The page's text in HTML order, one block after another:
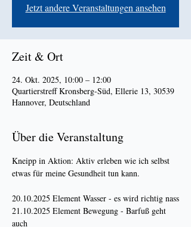
Jetzt andere Veranstaltungen ansehen
Zeit & Ort
24. Okt. 2025, 10:00 – 12:00
Quartierstreff Kronsberg-Süd, Ellerie 13, 30539
Hannover, Deutschland
Über die Veranstaltung
Kneipp in Aktion: Aktiv erleben wie ich selbst
etwas für meine Gesundheit tun kann.
20.10.2025 Element Wasser - es wird richtig nass
21.10.2025 Element Bewegung - Barfuß geht
auch